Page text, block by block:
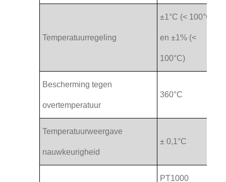
Temperatuurregeling
±1°C (< 100°C)
en ±1% (<
100°C)
Bescherming tegen
overtemperatuur
360°C
Temperatuurweergave
nauwkeurigheid
± 0,1°C
PT1000